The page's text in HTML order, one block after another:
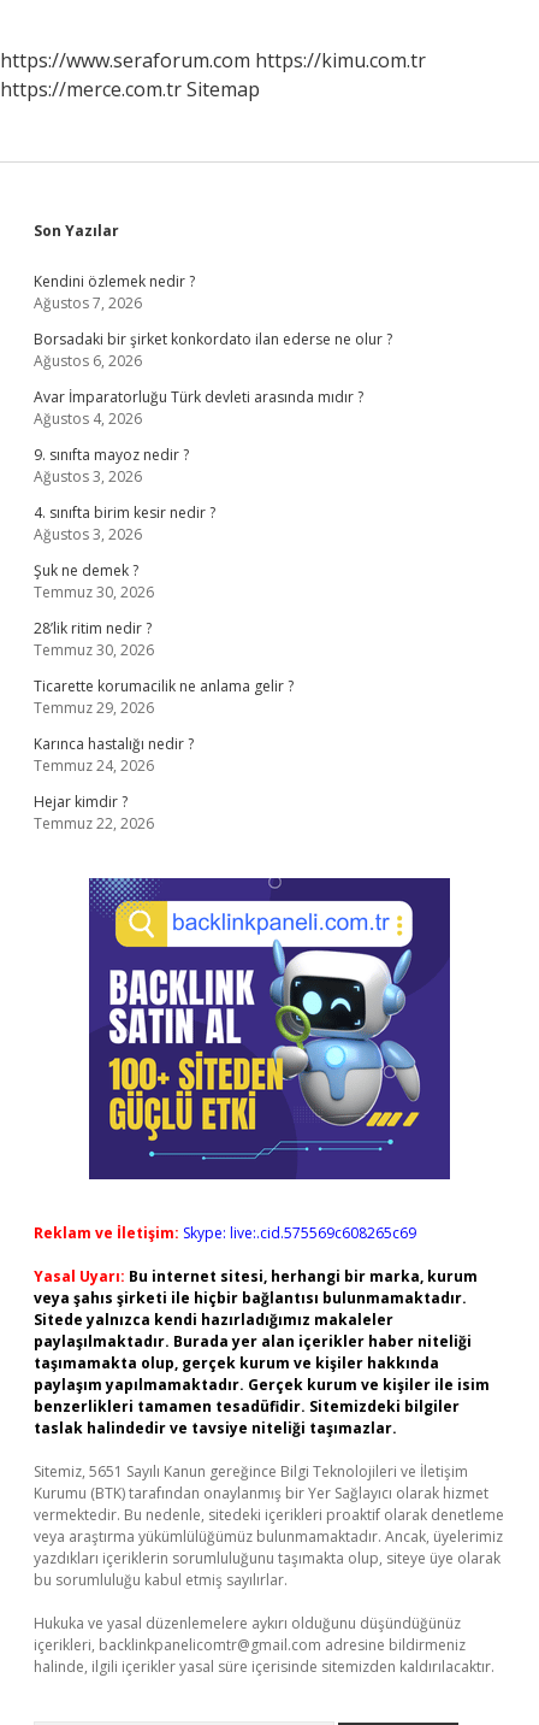
https://www.seraforum.com https://kimu.com.tr
https://merce.com.trSitemap
Sidebar
Son Yazılar
Kendini özlemek nedir ?
Ağustos 7, 2026
Borsadaki bir şirket konkordato ilan ederse ne olur ?
Ağustos 6, 2026
Avar İmparatorluğu Türk devleti arasında mıdır ?
Ağustos 4, 2026
9. sınıfta mayoz nedir ?
Ağustos 3, 2026
4. sınıfta birim kesir nedir ?
Ağustos 3, 2026
Şuk ne demek ?
Temmuz 30, 2026
28’lik ritim nedir ?
Temmuz 30, 2026
Ticarette korumacilik ne anlama gelir ?
Temmuz 29, 2026
Karınca hastalığı nedir ?
Temmuz 24, 2026
Hejar kimdir ?
Temmuz 22, 2026
Reklam ve İletişim: Skype: live:.cid.575569c608265c69
Yasal Uyarı: Bu internet sitesi, herhangi bir marka, kurum
veya şahıs şirketi ile hiçbir bağlantısı bulunmamaktadır.
Sitede yalnızca kendi hazırladığımız makaleler
paylaşılmaktadır. Burada yer alan içerikler haber niteliği
taşımamakta olup, gerçek kurum ve kişiler hakkında
paylaşım yapılmamaktadır. Gerçek kurum ve kişiler ile isim
benzerlikleri tamamen tesadüfidir. Sitemizdeki bilgiler
taslak halindedir ve tavsiye niteliği taşımazlar.
Sitemiz, 5651 Sayılı Kanun gereğince Bilgi Teknolojileri ve İletişim
Kurumu (BTK) tarafından onaylanmış bir Yer Sağlayıcı olarak hizmet
vermektedir. Bu nedenle, sitedeki içerikleri proaktif olarak denetleme
veya araştırma yükümlülüğümüz bulunmamaktadır. Ancak, üyelerimiz
yazdıkları içeriklerin sorumluluğunu taşımakta olup, siteye üye olarak
bu sorumluluğu kabul etmiş sayılırlar.
Hukuka ve yasal düzenlemelere aykırı olduğunu düşündüğünüz
içerikleri, backlinkpanelicomtr@gmail.com adresine bildirmeniz
halinde, ilgili içerikler yasal süre içerisinde sitemizden kaldırılacaktır.